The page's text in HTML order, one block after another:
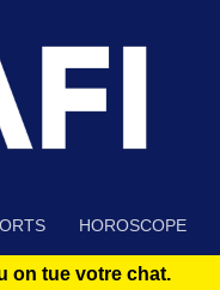
HOROSCOPE
on tue votre chat.